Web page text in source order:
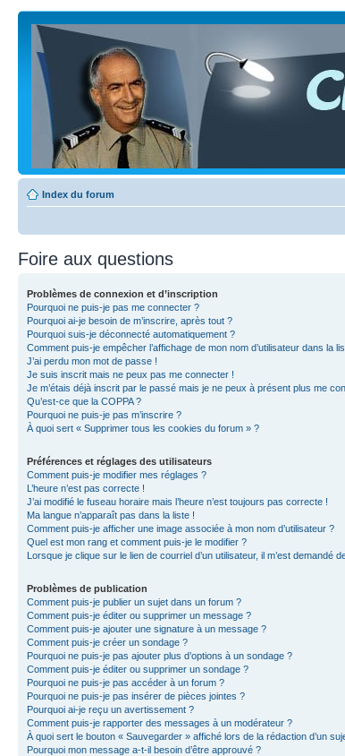
Index du forum
Foire aux questions
Problèmes de connexion et d’inscription
Pourquoi ne puis-je pas me connecter ?
Pourquoi ai-je besoin de m’inscrire, après tout ?
Pourquoi suis-je déconnecté automatiquement ?
Comment puis-je empêcher l’affichage de mon nom d’utilisateur dans la
J’ai perdu mon mot de passe !
Je suis inscrit mais ne peux pas me connecter !
Je m’étais déjà inscrit par le passé mais je ne peux à présent plus me
Qu’est-ce que la COPPA ?
Pourquoi ne puis-je pas m’inscrire ?
À quoi sert « Supprimer tous les cookies du forum » ?
Préférences et réglages des utilisateurs
Comment puis-je modifier mes réglages ?
L’heure n’est pas correcte !
J’ai modifié le fuseau horaire mais l’heure n’est toujours pas correcte !
Ma langue n’apparaît pas dans la liste !
Comment puis-je afficher une image associée à mon nom d’utilisateur ?
Quel est mon rang et comment puis-je le modifier ?
Lorsque je clique sur le lien de courriel d’un utilisateur, il m’est demandé
Problèmes de publication
Comment puis-je publier un sujet dans un forum ?
Comment puis-je éditer ou supprimer un message ?
Comment puis-je ajouter une signature à un message ?
Comment puis-je créer un sondage ?
Pourquoi ne puis-je pas ajouter plus d’options à un sondage ?
Comment puis-je éditer ou supprimer un sondage ?
Pourquoi ne puis-je pas accéder à un forum ?
Pourquoi ne puis-je pas insérer de pièces jointes ?
Pourquoi ai-je reçu un avertissement ?
Comment puis-je rapporter des messages à un modérateur ?
À quoi sert le bouton « Sauvegarder » affiché lors de la rédaction d’un
Pourquoi mon message a-t-il besoin d’être approuvé ?